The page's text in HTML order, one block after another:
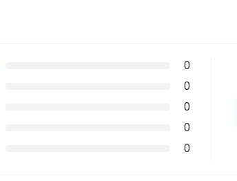
0
0
0
0
0